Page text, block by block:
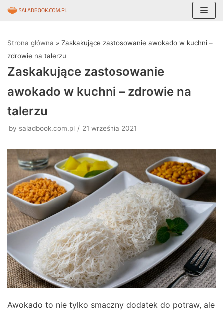
do
treści
Strona główna » Zaskakujące zastosowanie awokado w kuchni –
zdrowie na talerzu
Zaskakujące zastosowanie
awokado w kuchni – zdrowie na
talerzu
by saladbook.com.pl 21 września 2021
Awokado to nie tylko smaczny dodatek do potraw, ale